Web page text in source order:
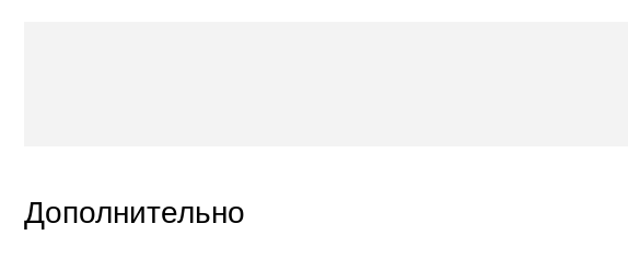
Дополнительно